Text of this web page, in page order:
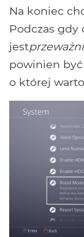
Na koniec
Podczas
jest
powinien być
o której